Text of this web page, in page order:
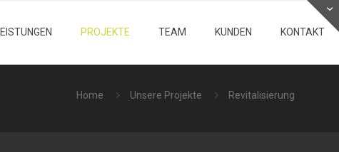
LEISTUNGEN PROJEKTE TEAM KUNDEN KONTAKT
Home Unsere Projekte Revitalisierung